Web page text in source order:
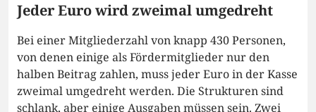
Jeder Euro wird zweimal umgedreht
Bei einer Mitgliederzahl von knapp 430 Personen,
von denen einige als Fördermitglieder nur den
halben Beitrag zahlen, muss jeder Euro in der Kasse
zweimal umgedreht werden. Die Strukturen sind
schlank, aber einige Ausgaben müssen sein. Zwei